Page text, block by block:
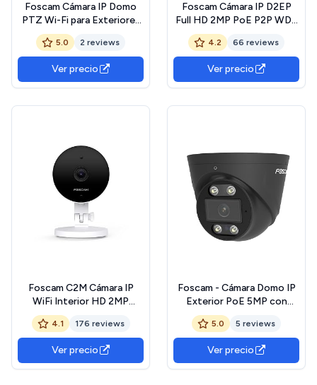
Foscam Cámara IP Domo
PTZ Wi-Fi para Exteriores
de 8MP con focos y
Seguimiento Inteligente
SD8P Blanca
5.0 2 reviews
Ver precio
Foscam Cámara IP D2EP
Full HD 2MP PoE P2P WDR
2.0 Resistente a la
Intemperie con visión
Nocturna IR hasta 20 m,
detección de Movimiento,
Blanco, 1 Unidad (Paquete
4.2 66 reviews
Ver precio
Foscam C2M Cámara IP
WiFi Interior HD 2MP
Detección de Movimiento
Inteligente - Compatible
con Amazon Alexa
4.1 176 reviews
Ver precio
Foscam - Cámara Domo IP
Exterior PoE 5MP con
focos Luminosos y Sirena
T5EP, Color Negro
5.0 5 reviews
Ver precio